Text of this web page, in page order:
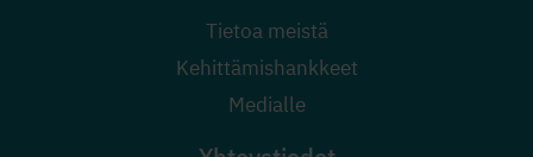
Tietoa meistä
Kehittämishankkeet
Medialle